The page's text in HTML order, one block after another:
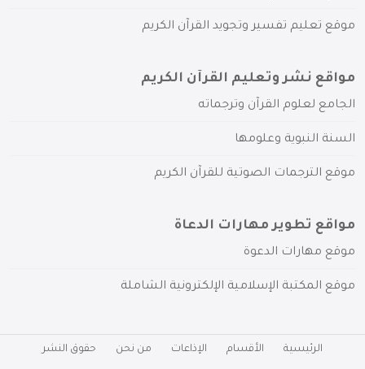
موقع تعليم تفسير وتجويد القرآن الكريم
مواقع نشر وتعليم القرآن الكريم
الجامع لعلوم القرآن وترجماته
السنة النبوية وعلومها
موقع الترجمات الصوتية للقرآن الكريم
مواقع تطوير مهارات الدعاة
موقع مهارات الدعوة
موقع المكتبة الإسلامية الإلكترونية الشاملة
الرئيسية الأقسام الإذاعات من نحن حقوق النشر